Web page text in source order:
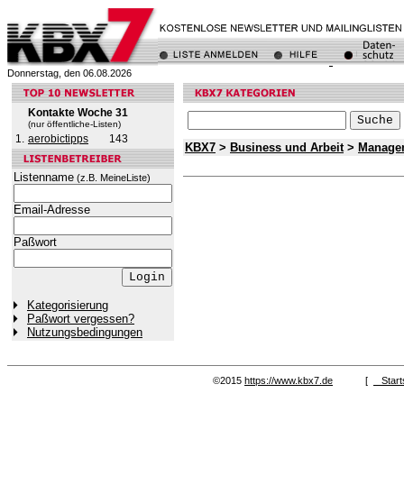
Donnerstag, den 06.08.2026
Kontakte Woche 31
(nur öffentliche-Listen)
1. aerobictipps 143
Listenname (z.B. MeineListe)
Email-Adresse
Paßwort
Kategorisierung
Paßwort vergessen?
Nutzungsbedingungen
KBX7 > Business und Arbeit>
©2015 https://www.kbx7.de [